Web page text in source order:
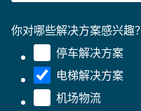
你对哪些解决方案感兴趣？
停车解决方案
电梯解决方案
机场物流